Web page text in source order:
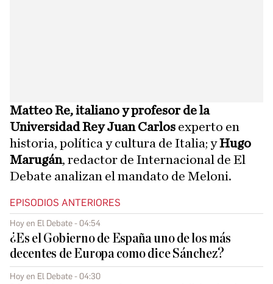
Matteo Re,italiano y profesor de la
Universidad Rey Juan Carlos experto en
historia, política y cultura de Italia; yHugo
Marugán, redactor de Internacional de El
Debate analizan el mandato de Meloni.
EPISODIOS ANTERIORES
Hoy en El Debate - 04:54
¿Es el Gobierno de España uno de los más
decentes de Europa como dice Sánchez?
Hoy en El Debate - 04:30